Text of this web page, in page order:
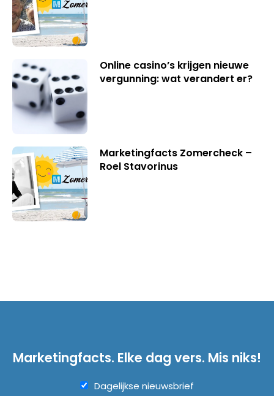
Online casino’s krijgen nieuwe
vergunning: wat verandert er?
Marketingfacts Zomercheck –
Roel Stavorinus
Marketingfacts. Elke dag vers. Mis niks!
Dagelijkse nieuwsbrief